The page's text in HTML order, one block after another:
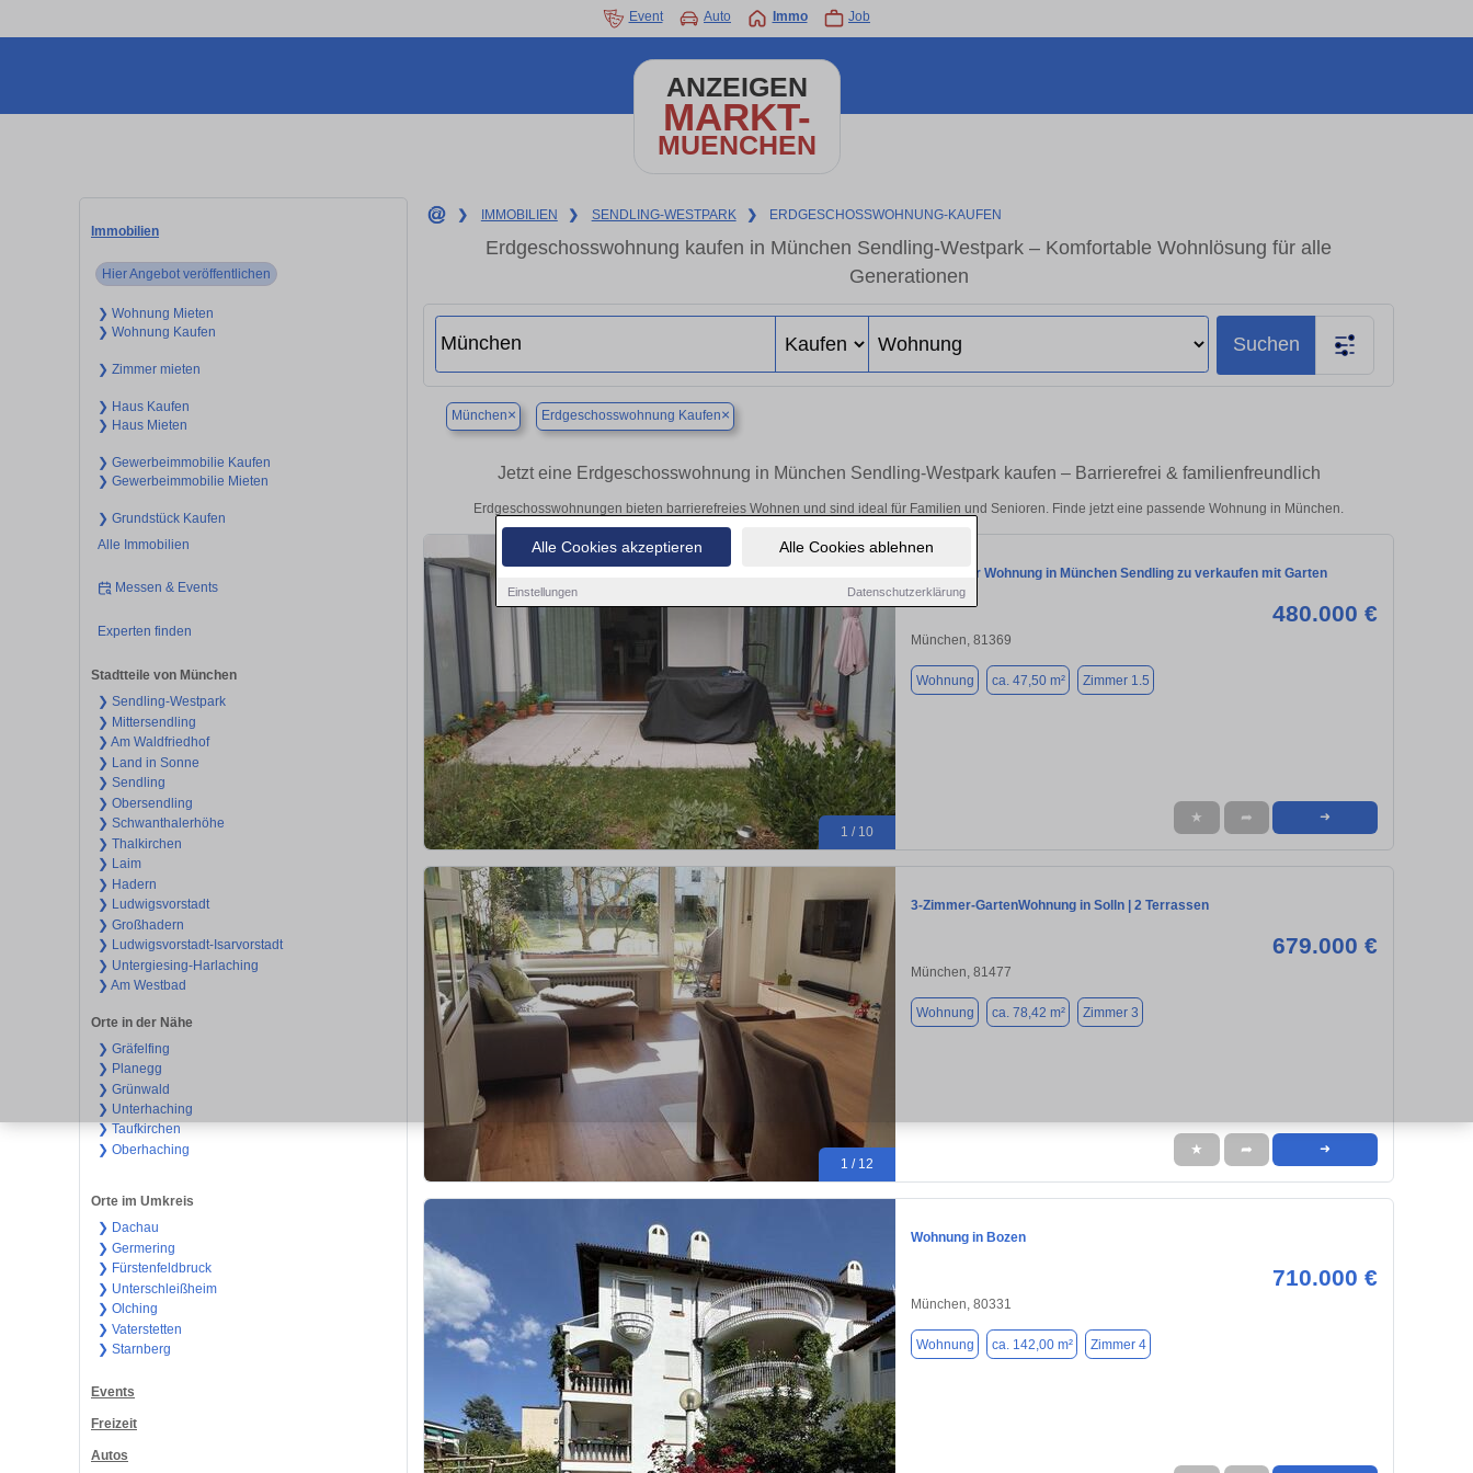
Alle Cookies akzeptieren Alle Cookies ablehnen
Einstellungen Datenschutzerklärung
Event Auto Immo Job
ANZEIGEN
MARKT-
MUENCHEN
Immobilien
Hier Angebot veröffentlichen
❯ Wohnung Mieten
❯ Wohnung Kaufen
❯ Zimmer mieten
❯ Haus Kaufen
❯ Haus Mieten
❯ Gewerbeimmobilie Kaufen
❯ Gewerbeimmobilie Mieten
❯ Grundstück Kaufen
Alle Immobilien
Messen & Events
Experten finden
Stadtteile von München
❯ Sendling-Westpark
❯ Mittersendling
❯ Am Waldfriedhof
❯ Land in Sonne
❯ Sendling
❯ Obersendling
❯ Schwanthalerhöhe
❯ Thalkirchen
❯ Laim
❯ Hadern
❯ Ludwigsvorstadt
❯ Großhadern
❯ Ludwigsvorstadt-Isarvorstadt
❯ Untergiesing-Harlaching
❯ Am Westbad
Orte in der Nähe
❯ Gräfelfing
❯ Planegg
❯ Grünwald
❯ Unterhaching
❯ Taufkirchen
❯ Oberhaching
Orte im Umkreis
❯ Dachau
❯ Germering
❯ Fürstenfeldbruck
❯ Unterschleißheim
❯ Olching
❯ Vaterstetten
❯ Starnberg
Events
Freizeit
Autos
❯ IMMOBILIEN ❯ SENDLING-WESTPARK ❯ ERDGESCHOSSWOHNUNG-KAUFEN
Erdgeschosswohnung kaufen in München Sendling-Westpark – Komfortable Wohnlösung für alle
Generationen
Suchen
München× Erdgeschosswohnung Kaufen×
Jetzt eine Erdgeschosswohnung in München Sendling-Westpark kaufen – Barrierefrei & familienfreundlich
Erdgeschosswohnungen bieten barrierefreies Wohnen und sind ideal für Familien und Senioren. Finde jetzt eine passende Wohnung in München.
1 / 10
1,5 Zimmer Wohnung in München Sendling zu verkaufen mit Garten
480.000 €
München, 81369
Wohnung ca. 47,50 m² Zimmer 1.5
★ ➦ ➜
1 / 12
3-Zimmer-GartenWohnung in Solln | 2 Terrassen
679.000 €
München, 81477
Wohnung ca. 78,42 m² Zimmer 3
★ ➦ ➜
Wohnung in Bozen
710.000 €
München, 80331
Wohnung ca. 142,00 m² Zimmer 4